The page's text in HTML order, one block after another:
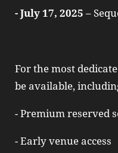
- July 17, 2025 –
For the most
be available,
- Premium reserved
- Early venue access